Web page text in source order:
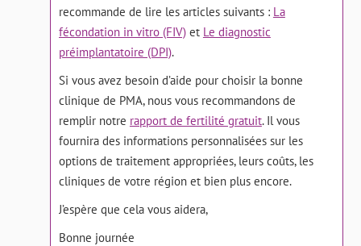
recommande de lire les articles suivants : La
fécondation in vitro (FIV)et Le diagnostic
préimplantatoire (DPI).
Si vous avez besoin d’aide pour choisir la bonne
clinique de PMA, nous vous recommandons de
remplir notre rapport de fertilité gratuit. Il vous
fournira des informations personnalisées sur les
options de traitement appropriées, leurs coûts, les
cliniques de votre région et bien plus encore.
J’espère que cela vous aidera,
Bonne journée